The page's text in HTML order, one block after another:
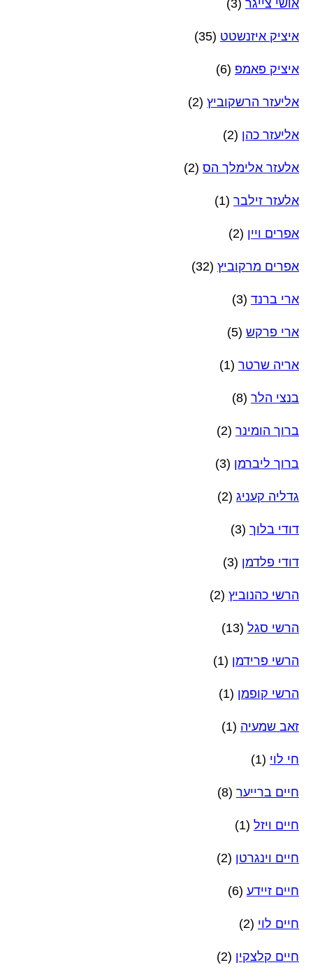
אושי צייגר (3)
איציק איזנשטט (35)
איציק פאמפ (6)
אליעזר הרשקוביץ (2)
אליעזר כהן (2)
אלעזר אלימלך הס (2)
אלעזר זילבר (1)
אפרים ויין (2)
אפרים מרקוביץ (32)
ארי ברנד (3)
ארי פרקש (5)
אריה שרטר (1)
בנצי הלר (8)
ברוך הומינר (2)
ברוך ליברמן (3)
גדליה קעניג (2)
דודי בלוך (3)
דודי פלדמן (3)
הרשי כהנוביץ (2)
הרשי סגל (13)
הרשי פרידמן (1)
הרשי קופמן (1)
זאב שמעיה (1)
חי לוי (1)
חיים ברייער (8)
חיים ויזל (1)
חיים וינגרטן (2)
חיים זיידע (6)
חיים לוי (2)
חיים קלצקין (2)